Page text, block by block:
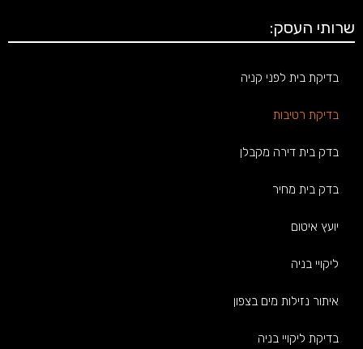
שרותי העסק:
בדיקת בית לפני קניה
בדיקת רטיבות
בדק בית דירה מקבלן
בדק בית מחיר
יועץ איטום
ליקויי בניה
איתור נזילות מים בצפון
בדיקת ליקויי בניה